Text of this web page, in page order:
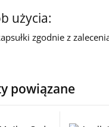
użycia:
zgodnie z
powiązane